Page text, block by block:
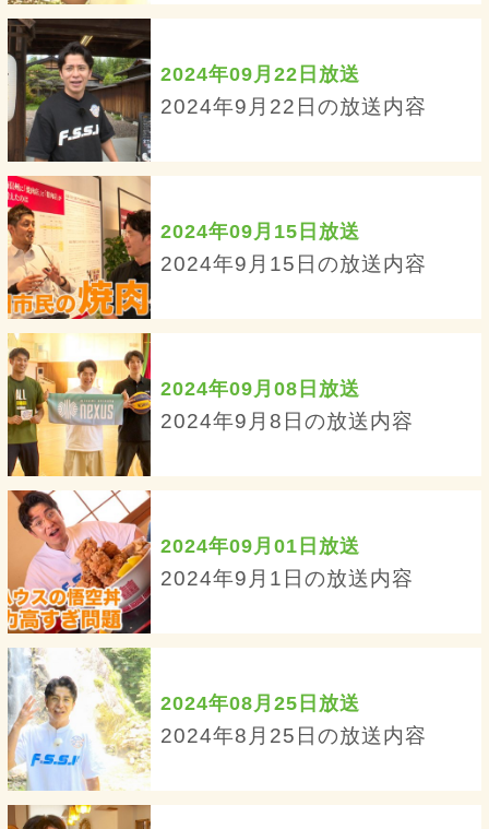
2024年09月22日放送
2024年9月22日の放送内容
2024年09月15日放送
2024年9月15日の放送内容
2024年09月08日放送
2024年9月8日の放送内容
2024年09月01日放送
2024年9月1日の放送内容
2024年08月25日放送
2024年8月25日の放送内容